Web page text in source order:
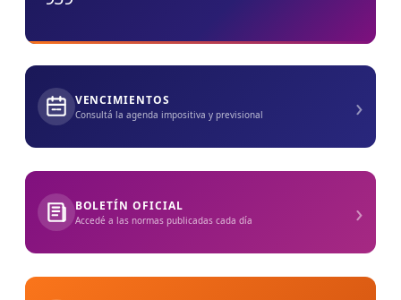
VENCIMIENTOS
Consultá la agenda impositiva y previsional ›
BOLETÍN OFICIAL
Accedé a las normas publicadas cada día ›